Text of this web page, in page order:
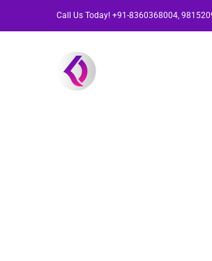
Call Us Today! +91-8360368004,